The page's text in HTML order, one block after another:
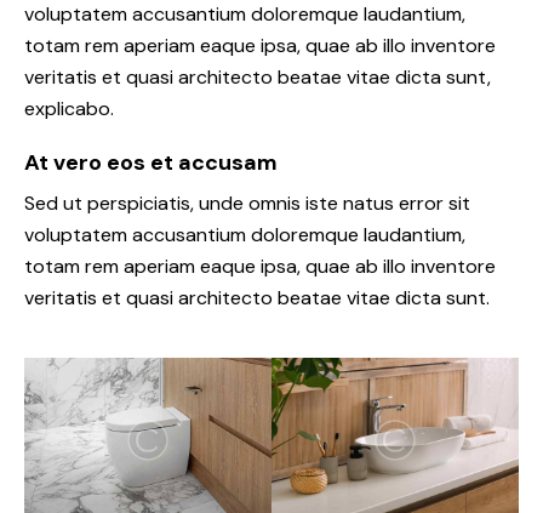
voluptatem accusantium doloremque laudantium,
totam rem aperiam eaque ipsa, quae ab illo inventore
veritatis et quasi architecto beatae vitae dicta sunt,
explicabo.
At vero eos et accusam
Sed ut perspiciatis, unde omnis iste natus error sit
voluptatem accusantium doloremque laudantium,
totam rem aperiam eaque ipsa, quae ab illo inventore
veritatis et quasi architecto beatae vitae dicta sunt.